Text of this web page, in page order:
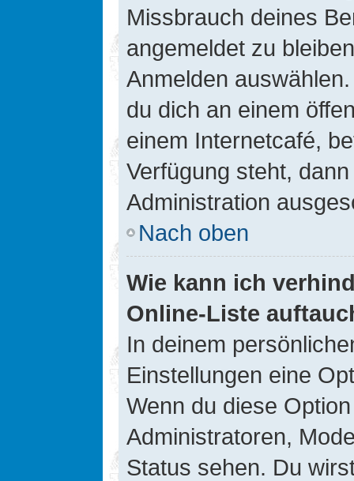
Missbrauch deines
angemeldet zu
Anmelden
du dich an einem
einem Internetcafé,
Verfügung steht,
Administration
Nach oben
Wie kann ich
Online-Liste
In deinem
Einstellungen eine
Wenn du diese
Administratoren,
Status sehen. Du